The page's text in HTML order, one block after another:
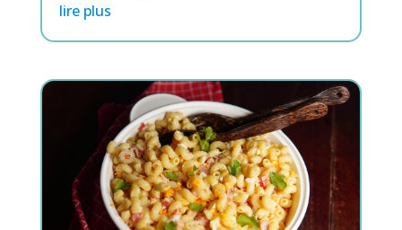
lire plus